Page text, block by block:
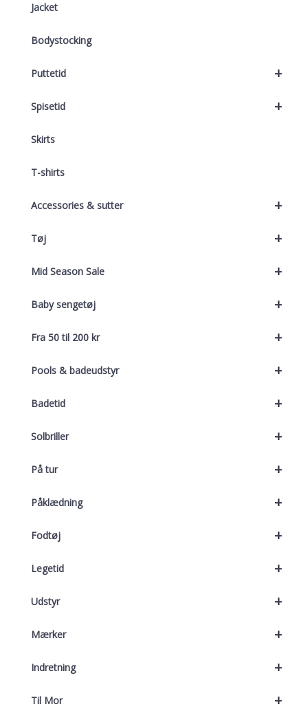
Jacket
Bodystocking
+
Puttetid
+
Spisetid
Skirts
T-shirts
+
Accessories & sutter
+
Tøj
+
Mid Season Sale
+
Baby sengetøj
+
Fra 50 til 200 kr
+
Pools & badeudstyr
+
Badetid
+
Solbriller
+
På tur
+
Påklædning
+
Fodtøj
+
Legetid
+
Udstyr
+
Mærker
+
Indretning
+
Til Mor